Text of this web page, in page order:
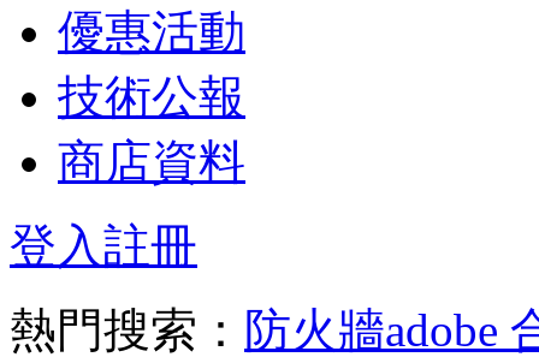
優惠活動
技術公報
商店資料
登入註冊
熱門搜索： 防火牆adobe